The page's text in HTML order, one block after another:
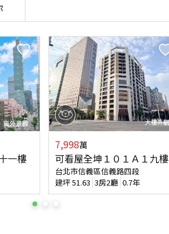
一樓
7,998萬
可看屋全坤１０１Ａ１九樓
台北市信義區信義路四段
建坪51.63 3房2廳 0.7年